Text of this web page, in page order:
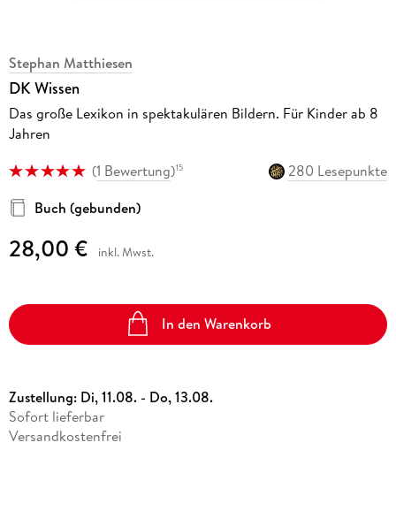
Stephan Matthiesen
DK Wissen
Das große Lexikon in spektakulären Bildern. Für Kinder ab 8
Jahren
(1 Bewertung)15
280 Lesepunkte
Buch (gebunden)
28,00 € inkl. Mwst.
In den Warenkorb
Zustellung: Di, 11.08. - Do, 13.08.
Sofort lieferbar
Versandkostenfrei